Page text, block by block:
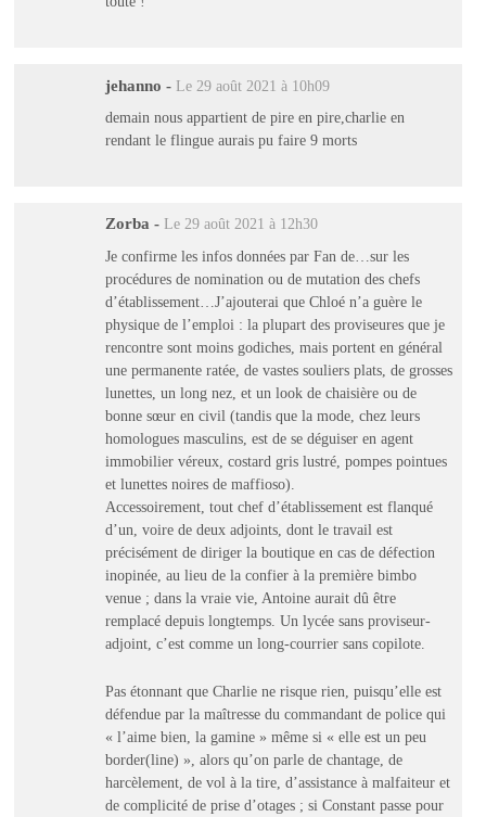
jehanno - Le 29 août 2021 à 10h09
demain nous appartient de pire en pire,charlie en
rendant le flingue aurais pu faire 9 morts
Zorba - Le 29 août 2021 à 12h30
Je confirme les infos données par Fan de…sur les
procédures de nomination ou de mutation des chefs
d’établissement…J’ajouterai que Chloé n’a guère le
physique de l’emploi : la plupart des proviseures que je
rencontre sont moins godiches, mais portent en général
une permanente ratée, de vastes souliers plats, de grosses
lunettes, un long nez, et un look de chaisière ou de
bonne sœur en civil (tandis que la mode, chez leurs
homologues masculins, est de se déguiser en agent
immobilier véreux, costard gris lustré, pompes pointues
et lunettes noires de maffioso).
Accessoirement, tout chef d’établissement est flanqué
d’un, voire de deux adjoints, dont le travail est
précisément de diriger la boutique en cas de défection
inopinée, au lieu de la confier à la première bimbo
venue ; dans la vraie vie, Antoine aurait dû être
remplacé depuis longtemps. Un lycée sans proviseur-
adjoint, c’est comme un long-courrier sans copilote.
Pas étonnant que Charlie ne risque rien, puisqu’elle est
défendue par la maîtresse du commandant de police qui
« l’aime bien, la gamine » même si « elle est un peu
border(line) », alors qu’on parle de chantage, de
harcèlement, de vol à la tire, d’assistance à malfaiteur et
de complicité de prise d’otages ; si Constant passe pour